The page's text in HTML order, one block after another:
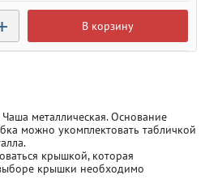
В корзину
металлическая. Основание
можно укомплектовать табличкой
крышкой, которая
крышки необходимо